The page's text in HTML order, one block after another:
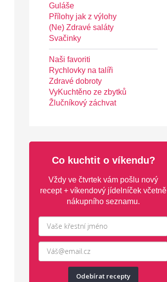
Guláše
Přílohy jak z výlohy
(Ne) Zdravé saláty
Svačinky
Naši favoriti
Rychlovky na talíři
Zdravé dobroty
VyKuchtěno ze zbytků
Žlučníkový záchvat
Co kuchtit o víkendu?
Vždy ve čtvrtek vám pošlu nový
recept + víkendový jídelníček včetně
nákupního seznamu.
Odebírat recepty